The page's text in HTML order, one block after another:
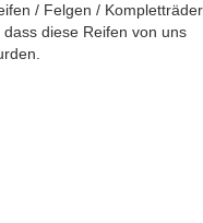
/ Felgen / Kompletträder
diese Reifen von uns